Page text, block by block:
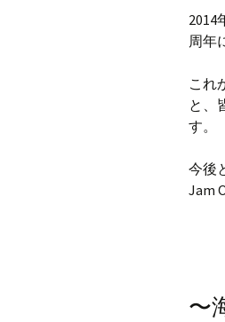
2014
周年
これ
と、
す。
今後
Jam
〜